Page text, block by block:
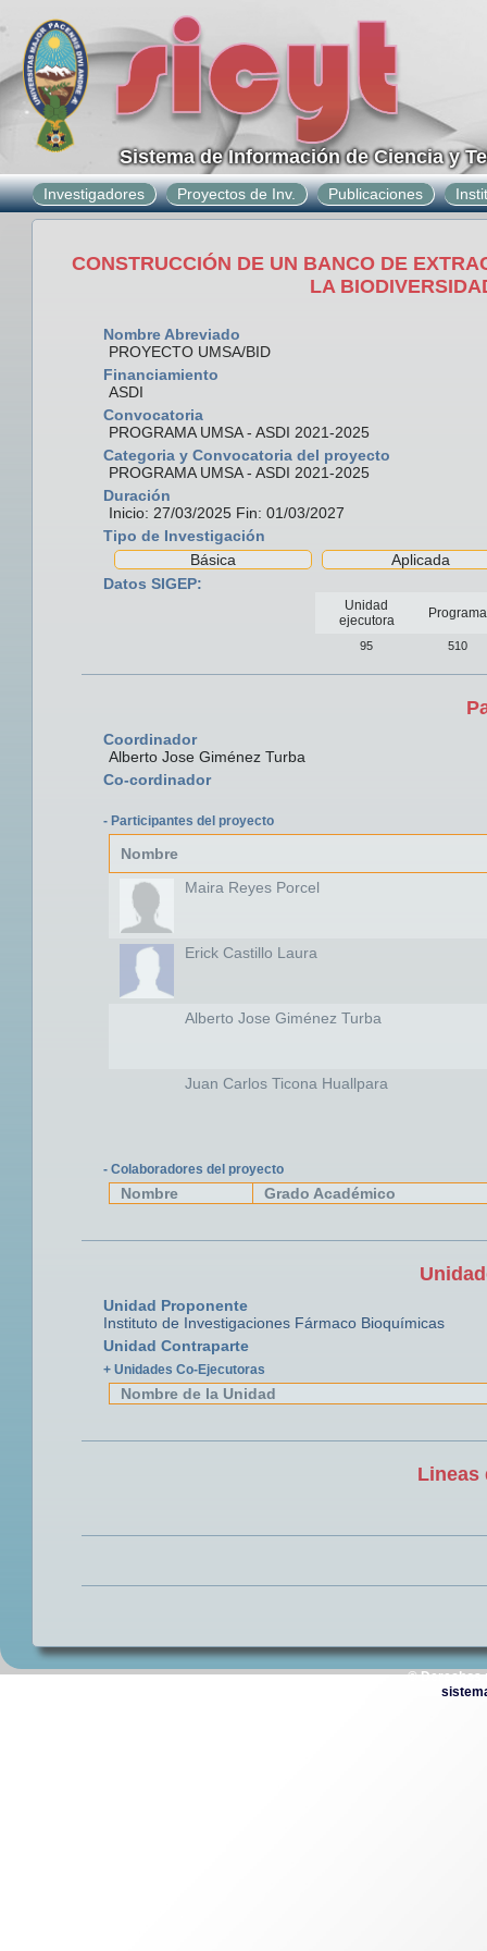
Sistema de Información de Ciencia y
Investigadores Proyectos de Inv. Publicaciones
CONSTRUCCIÓN DE UN BANCO DE
LA
Nombre Abreviado
PROYECTO UMSA/BID
Financiamiento
ASDI
Convocatoria
PROGRAMA UMSA - ASDI 2021-2025
Categoria y Convocatoria del proyecto
PROGRAMA UMSA - ASDI 2021-2025
Duración
Inicio: 27/03/2025 Fin: 01/03/2027
Tipo de Investigación
Básica
Aplicada
Datos SIGEP:
Unidad
ejecutora
Programa
95 510
Coordinador
Alberto Jose Giménez Turba
Co-cordinador
- Participantes del proyecto
Nombre
Maira Reyes Porcel
Erick Castillo Laura
Alberto Jose Giménez Turba
Juan Carlos Ticona Huallpara
- Colaboradores del proyecto
Nombre Grado Académico
Unidad Proponente
Instituto de Investigaciones Fármaco Bioquímicas
Unidad Contraparte
+ Unidades Co-Ejecutoras
Nombre de la Unidad
Lineas
© Derechos